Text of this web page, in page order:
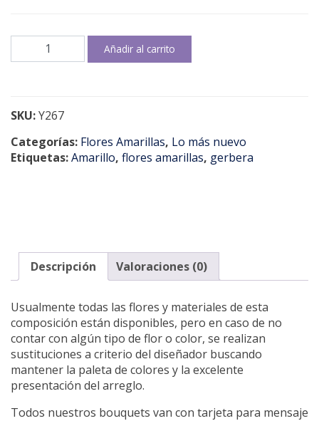
floral
Añadir al carrito
SKU:Y267
Categorías: Flores Amarillas, Lo más nuevo
Etiquetas:Amarillo, flores amarillas, gerbera
Descripción Valoraciones (0)
Usualmente todas las flores y materiales de esta
composición están disponibles, pero en caso de no
contar con algún tipo de flor o color, se realizan
sustituciones a criterio del diseñador buscando
mantener la paleta de colores y la excelente
presentación del arreglo.
Todos nuestros bouquets van con tarjeta para mensaje